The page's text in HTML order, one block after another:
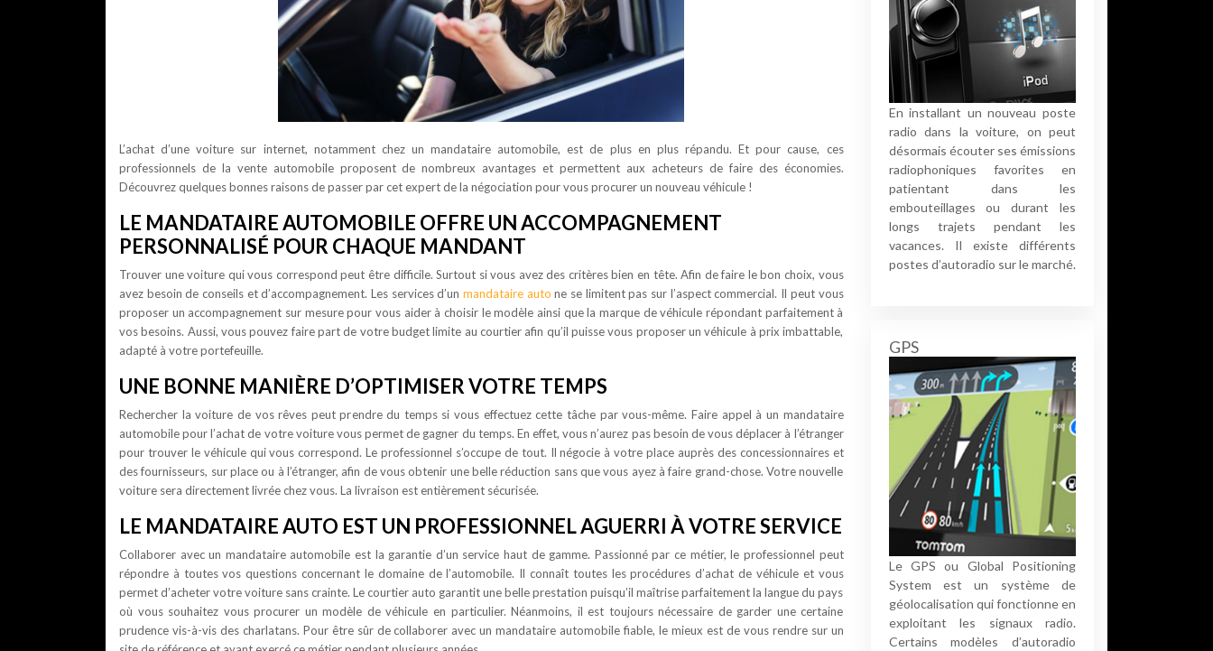
L’achat d’une voiture sur internet, notamment chez un mandataire automobile, est de plus en plus répandu. Et pour cause, ces
professionnels de la vente automobile proposent de nombreux avantages et permettent aux acheteurs de faire des économies.
Découvrez quelques bonnes raisons de passer par cet expert de la négociation pour vous procurer un nouveau véhicule !
LE MANDATAIRE AUTOMOBILE OFFRE UN ACCOMPAGNEMENT
PERSONNALISÉ POUR CHAQUE MANDANT
Trouver une voiture qui vous correspond peut être difficile. Surtout si vous avez des critères bien en tête. Afin de faire le bon choix, vous
avez besoin de conseils et d’accompagnement. Les services d’unmandataire auto ne se limitent pas sur l’aspect commercial. Il peut vous
proposer un accompagnement sur mesure pour vous aider à choisir le modèle ainsi que la marque de véhicule répondant parfaitement à
vos besoins. Aussi, vous pouvez faire part de votre budget limite au courtier afin qu’il puisse vous proposer un véhicule à prix imbattable,
adapté à votre portefeuille.
UNE BONNE MANIÈRE D’OPTIMISER VOTRE TEMPS
Rechercher la voiture de vos rêves peut prendre du temps si vous effectuez cette tâche par vous-même. Faire appel à un mandataire
automobile pour l’achat de votre voiture vous permet de gagner du temps. En effet, vous n’aurez pas besoin de vous déplacer à l’étranger
pour trouver le véhicule qui vous correspond. Le professionnel s’occupe de tout. Il négocie à votre place auprès des concessionnaires et
des fournisseurs, sur place ou à l’étranger, afin de vous obtenir une belle réduction sans que vous ayez à faire grand-chose. Votre nouvelle
voiture sera directement livrée chez vous. La livraison est entièrement sécurisée.
LE MANDATAIRE AUTO EST UN PROFESSIONNEL AGUERRI À VOTRE SERVICE
Collaborer avec un mandataire automobile est la garantie d’un service haut de gamme. Passionné par ce métier, le professionnel peut
répondre à toutes vos questions concernant le domaine de l’automobile. Il connaît toutes les procédures d’achat de véhicule et vous
permet d’acheter votre voiture sans crainte. Le courtier auto garantit une belle prestation puisqu’il maîtrise parfaitement la langue du pays
où vous souhaitez vous procurer un modèle de véhicule en particulier. Néanmoins, il est toujours nécessaire de garder une certaine
prudence vis-à-vis des charlatans. Pour être sûr de collaborer avec un mandataire automobile fiable, le mieux est de vous rendre sur un
En installant un nouveau poste
radio dans la voiture, on peut
désormais écouter ses émissions
radiophoniques favorites en
patientant dans les
embouteillages ou durant les
longs trajets pendant les
vacances. Il existe différents
postes d’autoradio sur le marché.
GPS
Le GPS ou Global Positioning
System est un système de
géolocalisation qui fonctionne en
exploitant les signaux radio.
Certains modèles d’autoradio